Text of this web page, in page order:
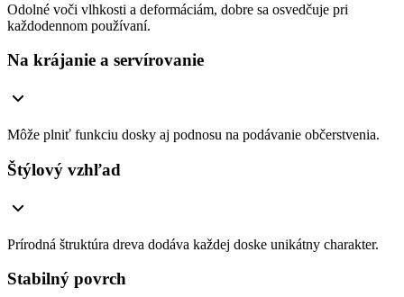
Odolné voči vlhkosti a deformáciám, dobre sa osvedčuje pri
každodennom používaní.
Na krájanie a servírovanie
Môže plniť funkciu dosky aj podnosu na podávanie občerstvenia.
Štýlový vzhľad
Prírodná štruktúra dreva dodáva každej doske unikátny charakter.
Stabilný povrch